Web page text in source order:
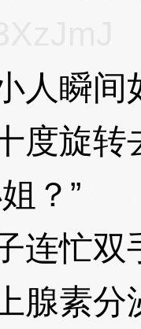
瞬间
度旋转
？”
忙双
腺素